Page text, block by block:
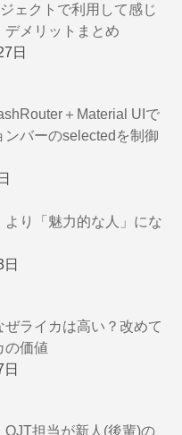
ェクトで利用して感じ
デメリットまとめ
日
＋Material UIで
ンバーのselectedを制御
より「魅力的な人」にな
ぜライカは高い？改めて
の価値
日
OJT担当が新人(後輩)の